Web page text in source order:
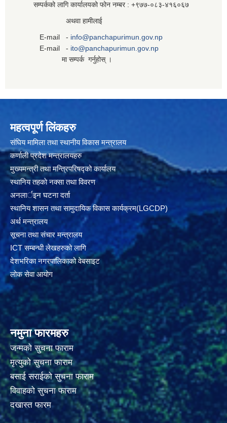
सम्पर्कको लागि कार्यालयको फोन नम्बर : +९७७-०८३‍-४१६०६७
अथवा हामीलाई
E-mail - info@panchapurimun.gov.np
E-mail - ito@panchapurimun.gov.np
मा सम्पर्क गर्नुहोस् ।
महत्वपूर्ण लिंकहरु
संघिय मामिला तथा स्थानीय विकास मन्त्रालय
कर्णाली प्रदेश मन्त्रालयहरु
मुख्यमन्त्री तथा मन्त्रिपरिषद्को कार्यालय
स्थानिय तहकाे नक्सा तथा विवरण
अनलार्इन घटना दर्ता
स्थानिय शासन तथा सामुदायिक विकास कार्यक्रम(LGCDP)
अर्थ मन्त्रालय
सूचना तथा संचार मन्त्रालय
ICT सम्बन्धी लेखहरुको लागि
देशभरिका नगरपालिकाको वेबसाइट
लोक सेवा आयोग
नमुना फारमहरु
जन्मको सुचना फाराम
मृत्युको सुचना फाराम
बसाई सराईको सुचना फाराम
विवाहको सुचना फाराम
दखास्त फारम